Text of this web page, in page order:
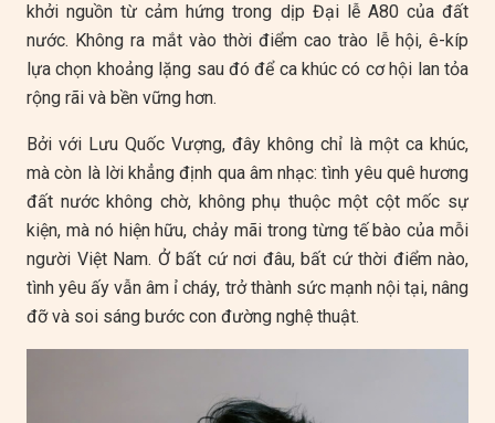
khởi nguồn từ cảm hứng trong dịp Đại lễ A80 của đất
nước. Không ra mắt vào thời điểm cao trào lễ hội, ê-kíp
lựa chọn khoảng lặng sau đó để ca khúc có cơ hội lan tỏa
rộng rãi và bền vững hơn.
Bởi với Lưu Quốc Vượng, đây không chỉ là một ca khúc,
mà còn là lời khẳng định qua âm nhạc: tình yêu quê hương
đất nước không chờ, không phụ thuộc một cột mốc sự
kiện, mà nó hiện hữu, chảy mãi trong từng tế bào của mỗi
người Việt Nam. Ở bất cứ nơi đâu, bất cứ thời điểm nào,
tình yêu ấy vẫn âm ỉ cháy, trở thành sức mạnh nội tại, nâng
đỡ và soi sáng bước con đường nghệ thuật.